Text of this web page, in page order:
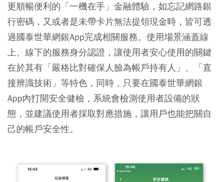
更順暢便利的「一機在手」金融體驗，如忘記網路銀
行密碼，又或者是未帶卡片無法提領現金時，皆可透
過國泰世華網銀App完成相關服務。使用場景涵蓋線
上、線下的服務身分認證，讓使用者安心使用的關鍵
在於其有「嚴格比對確保人臉為帳戶持有人」、「直
接辨識技術」等特色，同時，只要在國泰世華網銀
App內打開安全健檢，系統會檢測使用者設備的狀
態，並建議使用者採取對應措施，讓用戶也能把關自
己的帳戶安全性。